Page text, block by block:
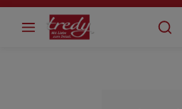
springen